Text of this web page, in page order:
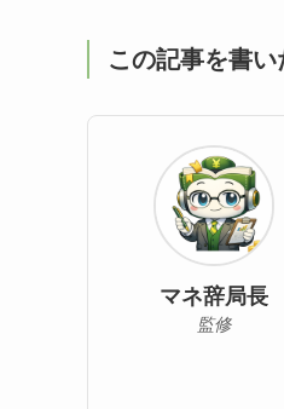
この記事を書い
マネ辞局長
監修